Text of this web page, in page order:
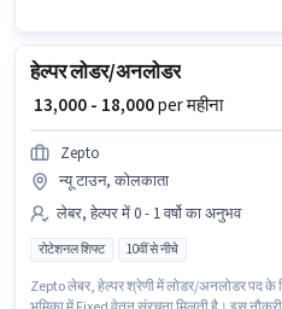
हेल्पर लोडर/अनलोडर
₹ 13,000 - 18,000per महीना
Zepto
न्यू टाउन, कोलकाता
लेबर, हेल्पर में 0 - 1 वर्षो का अनुभव
रोटेशनल शिफ्ट 10वीं से नीचे
Zepto लेबर, हेल्पर श्रेणी में लोडर/अनलोडर पद के